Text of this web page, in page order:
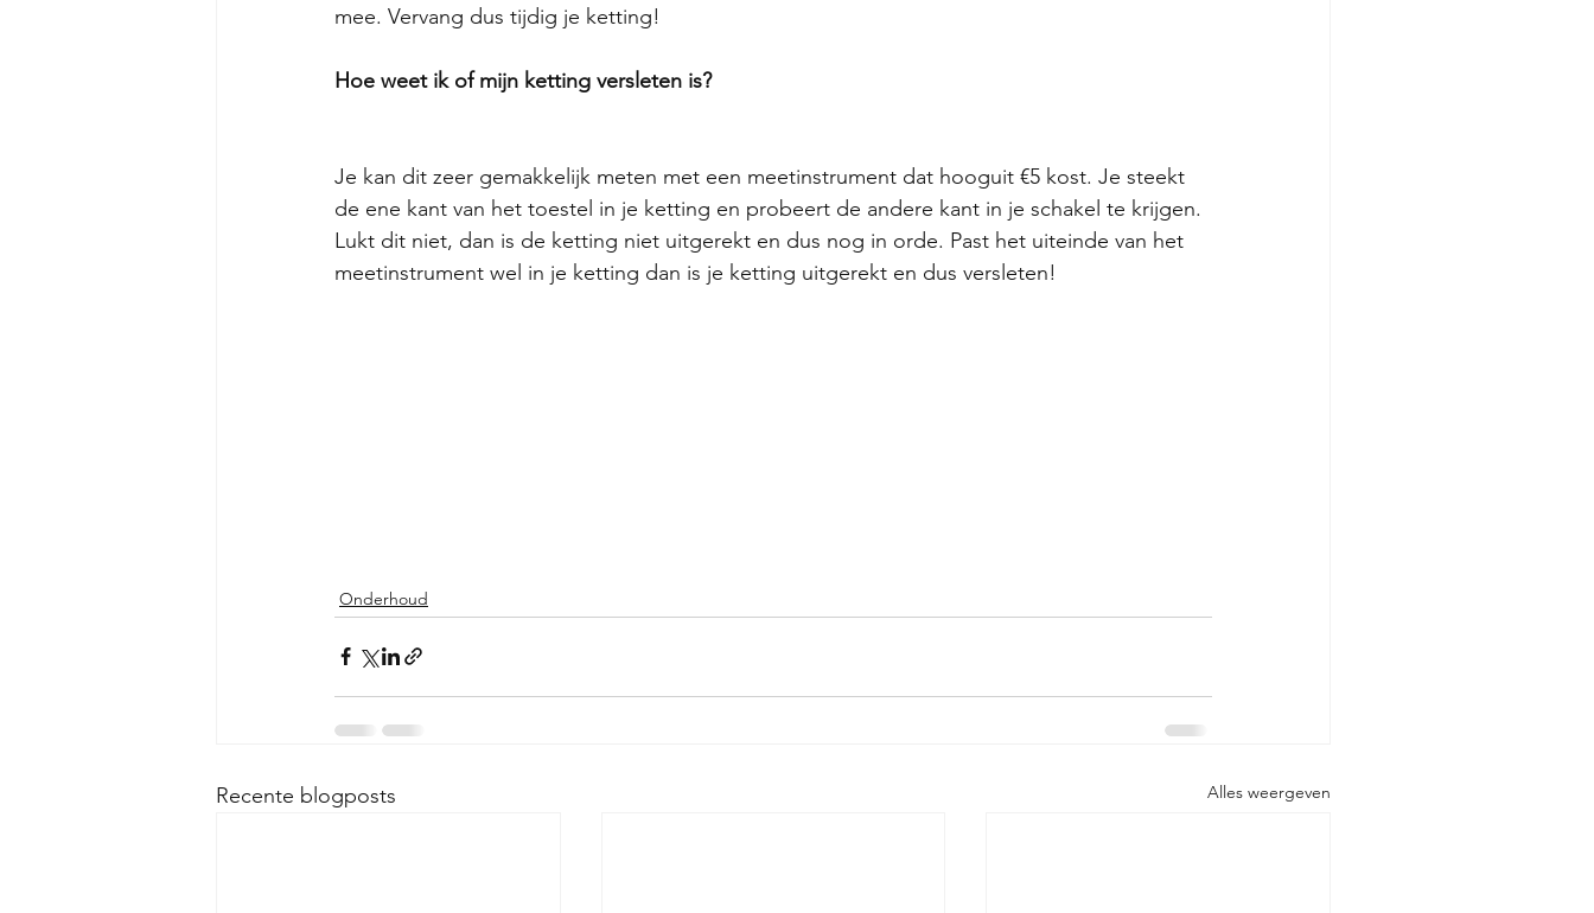
mee. Vervang dus tijdig je ketting!
Hoe weet ik of mijn ketting versleten is?
Je kan dit zeer gemakkelijk meten met een meetinstrument dat hooguit €5 kost. Je steekt
de ene kant van het toestel in je ketting en probeert de andere kant in je schakel te krijgen.
Lukt dit niet, dan is de ketting niet uitgerekt en dus nog in orde. Past het uiteinde van het
meetinstrument wel in je ketting dan is je ketting uitgerekt en dus versleten!
Onderhoud
Recente blogposts Alles weergeven